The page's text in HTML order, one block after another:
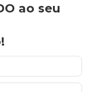
ao seu